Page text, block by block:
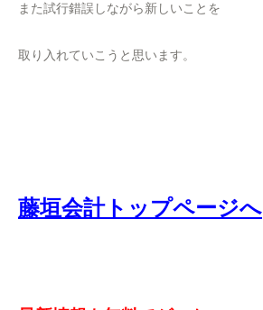
また試行錯誤しながら新しいことを
取り入れていこうと思います。
藤垣会計トップページへ